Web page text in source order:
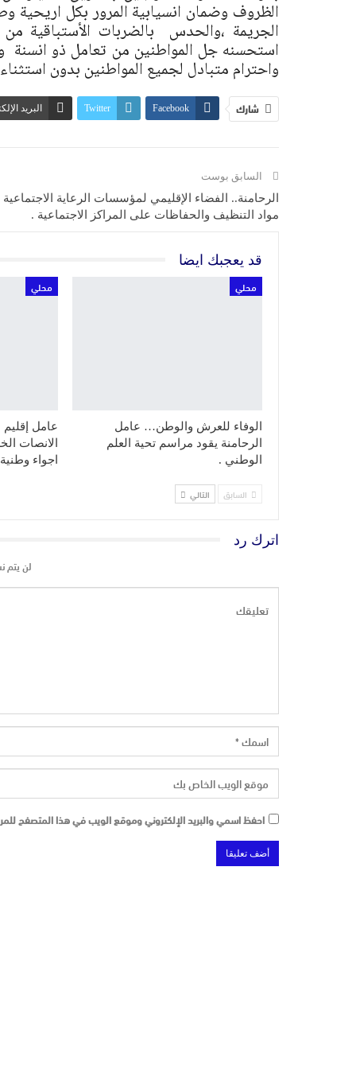
الظروف وضمان انسيابية المرور بكل اريحية
الجريمة ،والحدس بالضربات الأستباقية
استحسنه جل المواطنين من تعامل ذو انسنة
واحترام متبادل لجميع المواطنين بدون
شارك Facebook
Twitter البريد
السابق بوست
الرحامنة.. الفضاء الإقليمي لمؤسسات الرعاية الاجتماعية
مواد التنظيف والحفاظات على المراكز الاجتماعية .
قد يعجبك ايضا
محلي
الوفاء للعرش والوطن… عامل
الرحامنة يقود مراسم تحية العلم
الوطني .
محلي
عامل
الانصات
اجواء
السابق التالي
اترك رد
لن يتم
احفظ اسمي والبريد الإلكتروني وموقع الويب في هذا المتصفح